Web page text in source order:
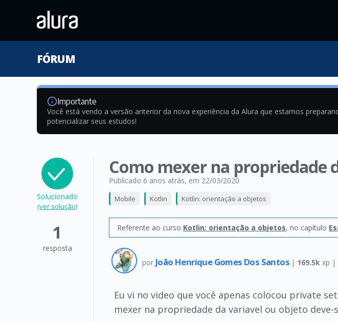
FÓRUM
Importante
Você está vendo a versão anterior da nova experiência da Alura que estamos
potencializar seus estudos!
Solucionado
(ver solução)
1
resposta
Como mexer na propriedade
Publicado 6 anos atrás, em 22/03/2020
Mobile Kotlin Kotlin: orientação a objetos
Referente ao curso Kotlin: orientação a objetos, no capítulo
por João Henrique Gomes Dos Santos | 169.5k xp |
Eu vi no video que você apenas colocou private
mexer na propriedade da variavel ou objeto